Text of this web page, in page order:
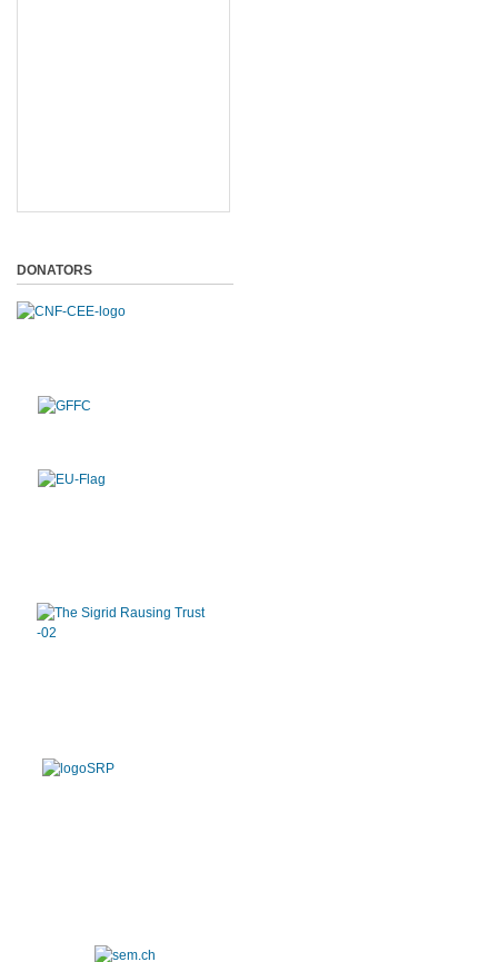
DONATORS